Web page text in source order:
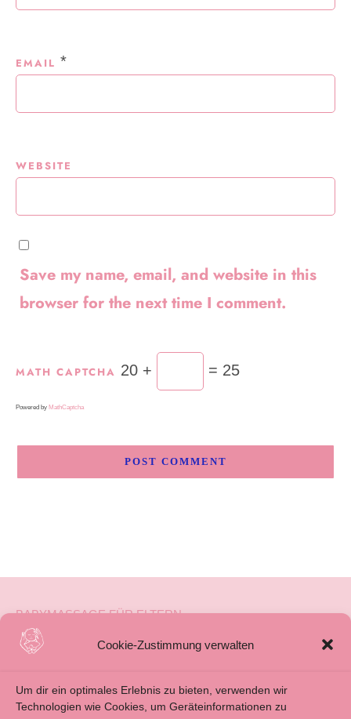
Cookie-Zustimmung verwalten
Um dir ein optimales Erlebnis zu bieten, verwenden wir
Technologien wie Cookies, um Geräteinformationen zu
EMAIL *
WEBSITE
Save my name, email, and website in this
browser for the next time I comment.
MATH CAPTCHA 20 + = 25
Powered by MathCaptcha
BABYMASSAGE FÜR ELTERN
BABYMASSAGE FÜR FAMILIENBEGLEITUNG
BLOG